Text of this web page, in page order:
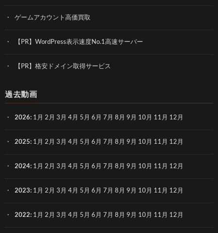
ゲームアカウント高価買取
【PR】WordPress表示速度No.1高速サーバー
【PR】格安ドメイン取得サービス
過去動画
2026: 1月 2月 3月 4月 5月 6月 7月 8月 9月 10月 11月 12月
2025: 1月 2月 3月 4月 5月 6月 7月 8月 9月 10月 11月 12月
2024: 1月 2月 3月 4月 5月 6月 7月 8月 9月 10月 11月 12月
2023: 1月 2月 3月 4月 5月 6月 7月 8月 9月 10月 11月 12月
2022: 1月 2月 3月 4月 5月 6月 7月 8月 9月 10月 11月 12月